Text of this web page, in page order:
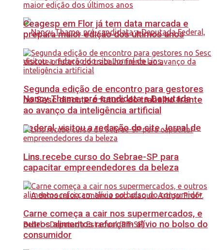
Nancy Thame, pré-candidata a Deputada
Federal, visitou a redação do site Jornal de
Lins.
Ceagesp em Flor já tem data marcada e
prepara maior edição dos últimos anos
Segunda edição de encontro para gestores
no Sesc discute o futuro do trabalho frente
ao avanço da inteligência artificial
Lins recebe curso do Sebrae-SP para
capacitar empreendedores da beleza
Carne começa a cair nos supermercados, e
outros alimentos reforçam alívio no bolso do
consumidor